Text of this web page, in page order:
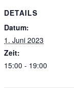
DETAILS
Datum:
1. Juni 2023
Zeit:
15:00 - 19:00